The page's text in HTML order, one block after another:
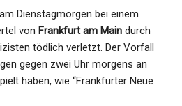
Dienstagmorgen bei einem
von Frankfurt am Main durch
tödlich verletzt. Der Vorfall
gegen zwei Uhr morgens an
haben, wie “Frankfurter Neue